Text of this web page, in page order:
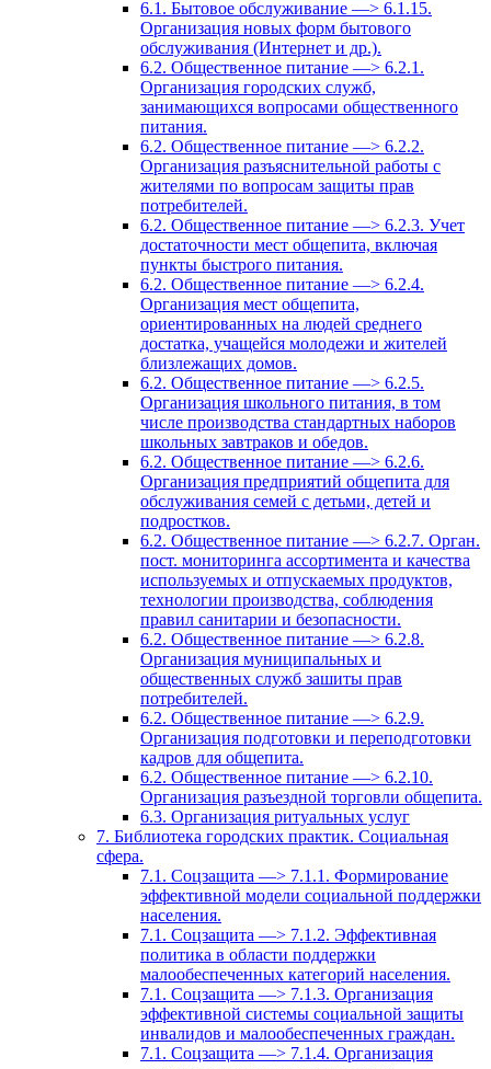
6.1. Бытовое обслуживание —> 6.1.15.
Организация новых форм бытового
обслуживания (Интернет и др.).
6.2. Общественное питание —> 6.2.1.
Организация городских служб,
занимающихся вопросами общественного
питания.
6.2. Общественное питание —> 6.2.2.
Организация разъяснительной работы с
жителями по вопросам защиты прав
потребителей.
6.2. Общественное питание —> 6.2.3. Учет
достаточности мест общепита, включая
пункты быстрого питания.
6.2. Общественное питание —> 6.2.4.
Организация мест общепита,
ориентированных на людей среднего
достатка, учащейся молодежи и жителей
близлежащих домов.
6.2. Общественное питание —> 6.2.5.
Организация школьного питания, в том
числе производства стандартных наборов
школьных завтраков и обедов.
6.2. Общественное питание —> 6.2.6.
Организация предприятий общепита для
обслуживания семей с детьми, детей и
подростков.
6.2. Общественное питание —> 6.2.7. Орган.
пост. мониторинга ассортимента и качества
используемых и отпускаемых продуктов,
технологии производства, соблюдения
правил санитарии и безопасности.
6.2. Общественное питание —> 6.2.8.
Организация муниципальных и
общественных служб зашиты прав
потребителей.
6.2. Общественное питание —> 6.2.9.
Организация подготовки и переподготовки
кадров для общепита.
6.2. Общественное питание —> 6.2.10.
Организация разъездной торговли общепита.
6.3. Организация ритуальных услуг
7. Библиотека городских практик. Социальная
сфера.
7.1. Соцзащита —> 7.1.1. Формирование
эффективной модели социальной поддержки
населения.
7.1. Соцзащита —> 7.1.2. Эффективная
политика в области поддержки
малообеспеченных категорий населения.
7.1. Соцзащита —> 7.1.3. Организация
эффективной системы социальной защиты
инвалидов и малообеспеченных граждан.
7.1. Соцзащита —> 7.1.4. Организация